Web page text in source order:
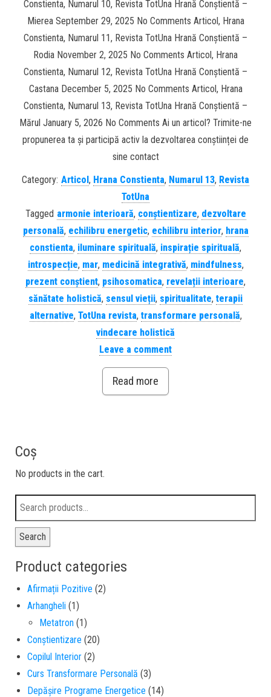
Constienta, Numarul 10, Revista TotUna Hrană Conștientă –
Mierea September 29, 2025 No Comments Articol, Hrana
Constienta, Numarul 11, Revista TotUna Hrană Conștientă –
Rodia November 2, 2025 No Comments Articol, Hrana
Constienta, Numarul 12, Revista TotUna Hrană Conștientă –
Castana December 5, 2025 No Comments Articol, Hrana
Constienta, Numarul 13, Revista TotUna Hrană Conștientă –
Mărul January 5, 2026 No Comments Ai un articol? Trimite-ne
propunerea ta și participă activ la dezvoltarea conștiinței de
sine contact
Category: Articol, Hrana Constienta, Numarul 13, Revista
TotUna
Tagged armonie interioară, conștientizare, dezvoltare
personală, echilibru energetic, echilibru interior, hrana
constienta, iluminare spirituală, inspirație spirituală,
introspecție, mar, medicină integrativă, mindfulness,
prezent conștient, psihosomatica, revelații interioare,
sănătate holistică, sensul vieții, spiritualitate, terapii
alternative, TotUna revista, transformare personală,
vindecare holistică
Leave a comment
Read more
Coș
No products in the cart.
Search
Product categories
Afirmații Pozitive (2)
Arhangheli (1)
Metatron (1)
Conștientizare (20)
Copilul Interior (2)
Curs Transformare Personală (3)
Depășire Programe Energetice (14)